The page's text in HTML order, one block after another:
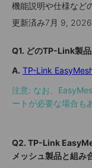
機能説明や仕様など
更新済み7月 9, 2026
Q1. どのTP-Link製
A. TP-Link
注意: なお、
ートが必要な場合も
Q2. TP-Link
メッシュ製品と組み